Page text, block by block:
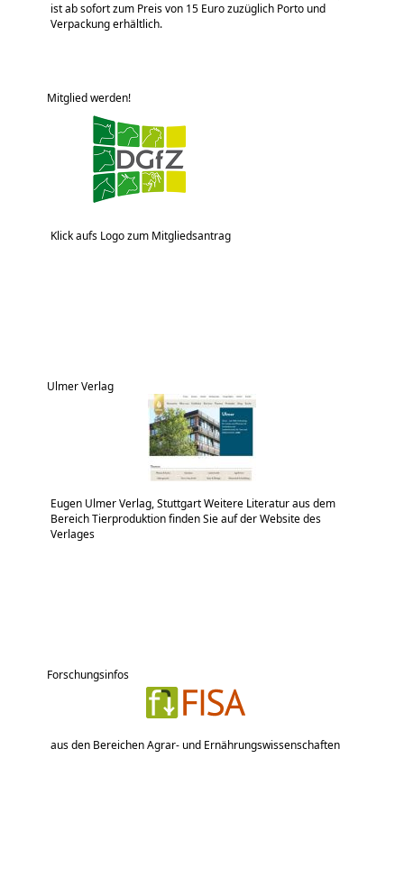
ist ab sofort zum Preis von 15 Euro zuzüglich Porto und
Verpackung erhältlich.
Mitglied werden!
Klick aufs Logo zum Mitgliedsantrag
Ulmer Verlag
Eugen Ulmer Verlag, Stuttgart Weitere Literatur aus dem
Bereich Tierproduktion finden Sie auf der Website des
Verlages
Forschungsinfos
aus den Bereichen Agrar- und Ernährungswissenschaften